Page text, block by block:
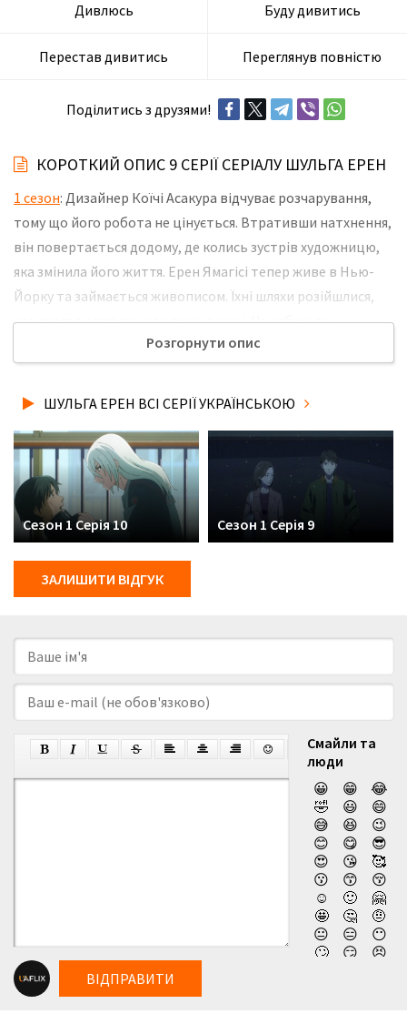
Дивлюсь Буду дивитись
Перестав дивитись Переглянув повністю
Поділитись з друзями!
КОРОТКИЙ ОПИС 9 СЕРІЇ СЕРІАЛУ ШУЛЬГА ЕРЕН
1 сезон: Дизайнер Коїчі Асакура відчуває розчарування,
тому що його робота не цінується. Втративши натхнення,
він повертається додому, де колись зустрів художницю,
яка змінила його життя. Ерен Ямагісі тепер живе в Нью-
Йорку та займається живописом. Їхні шляхи розійшлися,
але спогади про минуле все ще живі. Не забудьте
розповісти друзям, де Ви дивились нову 9 серію серіалу
українськими субтитрами!
Розгорнути опис
ШУЛЬГА ЕРЕН ВСІ СЕРІЇ УКРАЇНСЬКОЮ
Сезон 1 Серія 10 Сезон 1 Серія 9
ЗАЛИШИТИ ВІДГУК
Смайли та
люди
😀
😁
😂
🤣
😃
😄
😅
😆
😉
😊
😋
😎
😍
😘
🥰
😗
😙
😚
☺️
🙂
🤗
🤩
🤔
🤨
😐
😑
😶
🙄
😏
😣
ВІДПРАВИТИ